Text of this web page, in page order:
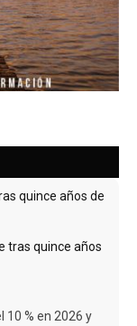
quince años de
10 % en 2026 y